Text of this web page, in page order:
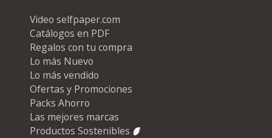
Video selfpaper.com
Catálogos en PDF
Regalos con tu compra
Lo más Nuevo
Lo más vendido
Ofertas y Promociones
Packs Ahorro
Las mejores marcas
Productos Sostenibles